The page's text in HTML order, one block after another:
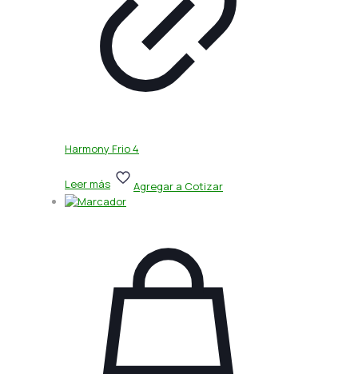
Harmony Frio 4
Leer más Agregar a Cotizar